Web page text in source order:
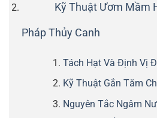
Kỹ Thuật Ươm Mầm
Pháp Thủy Canh
Tách Hạt Và Định Vị
Kỹ Thuật Gắn Tăm
Nguyên Tắc Ngâm